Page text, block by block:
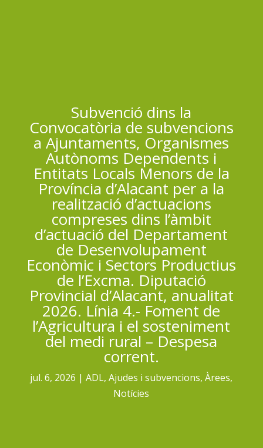
Subvenció dins la
Convocatòria de subvencions
a Ajuntaments, Organismes
Autònoms Dependents i
Entitats Locals Menors de la
Província d’Alacant per a la
realització d’actuacions
compreses dins l’àmbit
d’actuació del Departament
de Desenvolupament
Econòmic i Sectors Productius
de l’Excma. Diputació
Provincial d’Alacant, anualitat
2026. Línia 4.- Foment de
l’Agricultura i el sosteniment
del medi rural – Despesa
corrent.
jul. 6, 2026 ADL,Ajudes i subvencions,Àrees,
Notícies